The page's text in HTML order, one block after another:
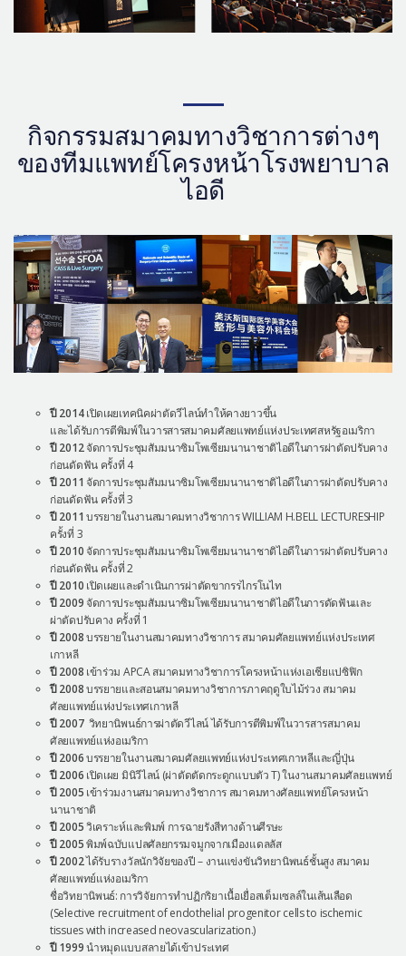
กิจกรรมสมาคมทางวิชาการต่างๆ
ของทีมแพทย์โครงหน้าโรงพยาบาล
ไอดี
ปี 2014เปิดเผยเทคนิคผ่าตัดวีไลน์ทำให้คางยาวขึ้น
และได้รับการตีพิมพ์ในวารสารสมาคมศัลยแพทย์แห่งประเทศสหรัฐอเมริกา
ปี 2012จัดการประชุมสัมมนาซิมโพเซียมนานาชาติไอดีในการผ่าตัดปรับคาง
ก่อนดัดฟัน ครั้งที่ 4
ปี 2011 จัดการประชุมสัมมนาซิมโพเซียมนานาชาติไอดีในการผ่าตัดปรับคาง
ก่อนดัดฟัน ครั้งที่ 3
ปี 2011 บรรยายในงานสมาคมทางวิชาการ WILLIAM H.BELL LECTURESHIP
ครั้งที่ 3
ปี 2010จัดการประชุมสัมมนาซิมโพเซียมนานาชาติไอดีในการผ่าตัดปรับคาง
ก่อนดัดฟัน ครั้งที่ 2
ปี 2010 เปิดเผยและดำเนินการผ่าตัดขากรรไกรโนไท
ปี 2009จัดการประชุมสัมมนาซิมโพเซียมนานาชาติไอดีในการดัดฟันและ
ผ่าตัดปรับคาง ครั้งที่ 1
ปี 2008บรรยายในงานสมาคมทางวิชาการ สมาคมศัลยแพทย์แห่งประเทศ
เกาหลี
ปี 2008 เข้าร่วม APCA สมาคมทางวิชาการโครงหน้าแห่งเอเชียแปซิฟิก
ปี 2008บรรยายและสอนสมาคมทางวิชาการภาคฤดูใบไม้ร่วง สมาคม
ศัลยแพทย์แห่งประเทศเกาหลี
ปี 2007 วิทยานิพนธ์การผ่าตัดวีไลน์ ได้รับการตีพิมพ์ในวารสารสมาคม
ศัลยแพทย์แห่งอเมริกา
ปี 2006บรรยายในงานสมาคมศัลยแพทย์แห่งประเทศเกาหลีและญี่ปุ่น
ปี 2006 เปิดเผย มินิวีไลน์ (ผ่าตัดตัดกระดูกแบบตัว T) ในงานสมาคมศัลยแพทย์
ปี 2005 เข้าร่วมงานสมาคมทางวิชาการ สมาคมทางศัลยแพทย์โครงหน้า
นานาชาติ
ปี 2005วิเคราะห์และพิมพ์ การฉายรังสีทางด้านศีรษะ
ปี 2005พิมพ์ฉบับแปลศัลยกรรมจมูกจากเมืองแดลลัส
ปี 2002ได้รับรางวัลนักวิจัยของปี – งานแข่งขันวิทยานิพนธ์ชั้นสูง สมาคม
ศัลยแพทย์แห่งอเมริกา
ชื่อวิทยานิพนธ์: การวิจัยการทำปฏิกริยาเนื้อเยื่อสเต็มเซลล์ในเส้นเลือด
(Selective recruitment of endothelial progenitor cells to ischemic
tissues with increased neovascularization.)
ปี 1999นำหมุดแบบสลายได้เข้าประเทศ